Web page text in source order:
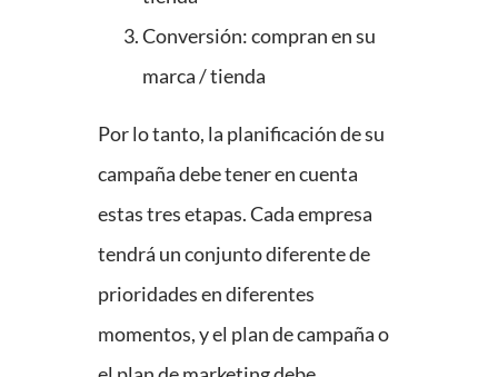
Conversión: compran en su
marca / tienda
Por lo tanto, la planificación de su
campaña debe tener en cuenta
estas tres etapas. Cada empresa
tendrá un conjunto diferente de
prioridades en diferentes
momentos, y el plan de campaña o